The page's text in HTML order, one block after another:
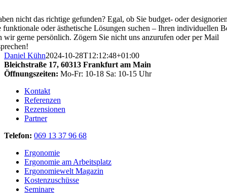
nicht das richtige gefunden? Egal, ob Sie budget- oder
funktionale oder ästhetische Lösungen suchen – Ihren individuellen
wir gerne persönlich. Zögern Sie nicht uns anzurufen oder per Mail
Daniel Kühn2024-10-28T12:12:48+01:00
Bleichstraße 17, 60313 Frankfurt am Main
Öffnungszeiten: Mo-Fr: 10-18 Sa: 10-15 Uhr
Kontakt
Referenzen
Rezensionen
Partner
Telefon: 069 13 37 96 68
Ergonomie
Ergonomie am Arbeitsplatz
Ergonomiewelt Magazin
Kostenzuschüsse
Seminare